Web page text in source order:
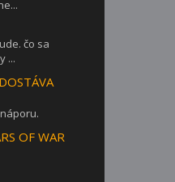
čo sa
...
OF WAR